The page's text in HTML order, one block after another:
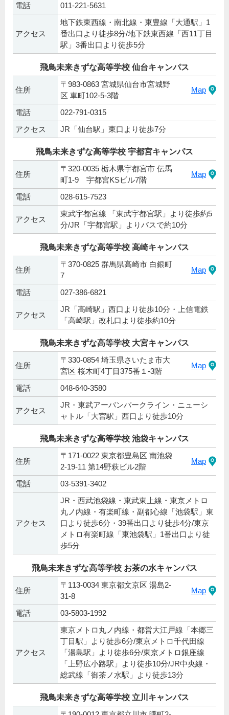
電話 011-221-5631
アクセス
地下鉄東西線・南北線・東豊線「大通駅」1
番出口より徒歩8分/地下鉄東西線「西11丁目
駅」3番出口より徒歩5分
飛鳥未来きずな高等学校 仙台キャンパス
住所
〒983-0863 宮城県仙台市宮城野
区 車町102-5-3階
Map
電話
022-791-0315
アクセス
JR「仙台駅」東口より徒歩7分
飛鳥未来きずな高等学校 宇都宮キャンパス
住所
〒320-0035 栃木県宇都宮市 伝馬
町1-9 宇都宮KSビル7階
Map
電話 028-615-7523
アクセス
東武宇都宮線 「東武宇都宮駅」より徒歩約5
分/JR「宇都宮駅」よりバスで約10分
飛鳥未来きずな高等学校 高崎キャンパス
住所
〒370-0825 群馬県高崎市 白銀町
7
Map
電話 027-386-6821
アクセス
JR「高崎駅」西口より徒歩10分・上信電鉄
「高崎駅」改札口より徒歩約10分
飛鳥未来きずな高等学校 大宮キャンパス
住所
〒330-0854 埼玉県さいたま市大
宮区 桜木町4丁目375番１-3階
Map
電話 048-640-3580
アクセス
JR・東武アーバンパークライン・ニューシ
ャトル「大宮駅」西口より徒歩10分
飛鳥未来きずな高等学校 池袋キャンパス
住所
〒171-0022 東京都豊島区 南池袋
2-19-11 第14野萩ビル2階
Map
電話 03-5391-3402
アクセス
JR・西武池袋線・東武東上線・東京メトロ
丸ノ内線・有楽町線・副都心線「池袋駅」東
口より徒歩6分・39番出口より徒歩4分/東京
メトロ有楽町線「東池袋駅」1番出口より徒
歩5分
飛鳥未来きずな高等学校 お茶の水キャンパス
住所
〒113-0034 東京都文京区 湯島2-
31-8
Map
電話 03-5803-1992
アクセス
東京メトロ丸ノ内線・都営大江戸線「本郷三
丁目駅」より徒歩6分/東京メトロ千代田線
「湯島駅」より徒歩6分/東京メトロ銀座線
「上野広小路駅」より徒歩10分/JR中央線・
総武線「御茶ノ水駅」より徒歩13分
飛鳥未来きずな高等学校 立川キャンパス